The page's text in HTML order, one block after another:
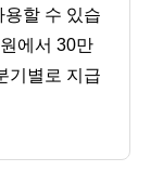
할 수 있습
에서 30만
기별로 지급